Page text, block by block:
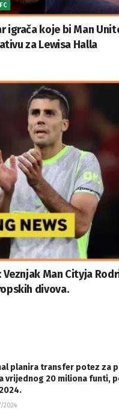
igrača koje bi Man
za Lewisa Halla
Veznjak Man Cityja
divova.
planira transfer potez za
vrijednog 20 miliona funti,
2024